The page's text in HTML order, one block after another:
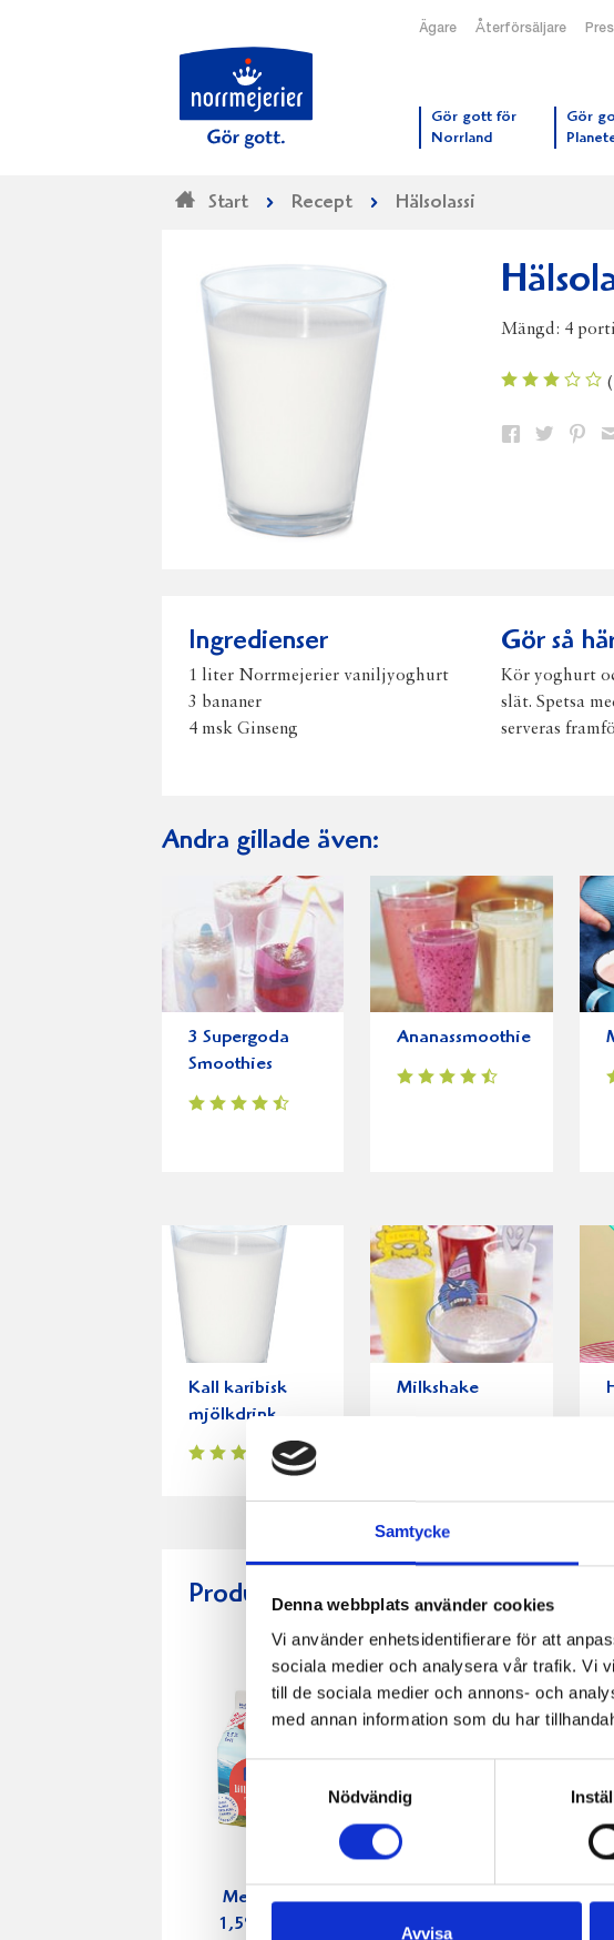
Samtycke
Denna webbplats använder cookies
Vi använder enhetsidentifierare för att
sociala medier och analysera vår trafik. Vi
till de sociala medier och annons- och
med annan information som du har
Samtyckesval
Nödvändig
Avvisa
Ägare Återförsäljare
Gör gott för
Norrland
Gör
Start Recept Hälsolassi
Mängd: 4
(
Dela Dela
Ingredienser
1 liter Norrmejerier vaniljyoghurt
3 bananer
4 msk Ginseng
Gör så
Kör yoghurt
slät. Spetsa
serveras
Andra gillade även:
3 Supergoda
Smoothies
Ananassmoothie
Kall karibisk
mjölkdrink
Milkshake
Produkter i receptet:
Mellanmjölk
1,5% laktosfri
Jordgubbsfil
2,7% 1000g